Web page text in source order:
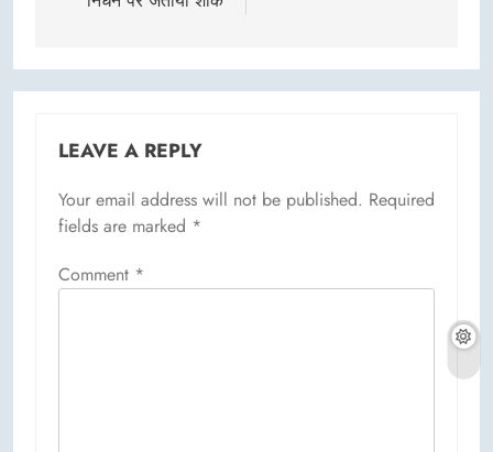
LEAVE A REPLY
Your email address will not be published. Required
fields are marked *
Comment *